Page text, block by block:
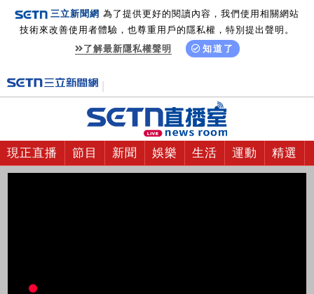
三立新聞網 為了提供更好的閱讀內容，我們使用相關網站
技術來改善使用者體驗，也尊重用戶的隱私權，特別提出聲明。
了解最新隱私權聲明
知道了
現正直播 節目 新聞 娛樂 生活 運動 精選